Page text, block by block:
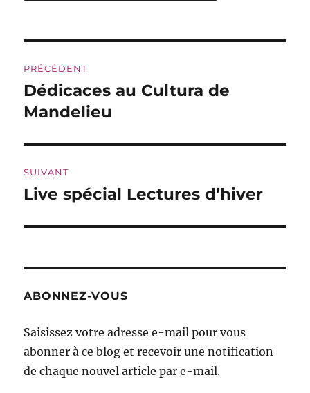
de
l’article
PRÉCÉDENT
Publication
précédente :
Dédicaces au Cultura de
Mandelieu
SUIVANT
Publication
Live spécial Lectures d’hiver
ABONNEZ-VOUS
Saisissez votre adresse e-mail pour vous
abonner à ce blog et recevoir une notification
de chaque nouvel article par e-mail.